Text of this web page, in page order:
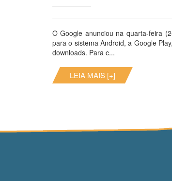
O Google anunciou na quarta-feira
para o sistema Android, a Google
downloads. Para c...
LEIA MAIS [+]